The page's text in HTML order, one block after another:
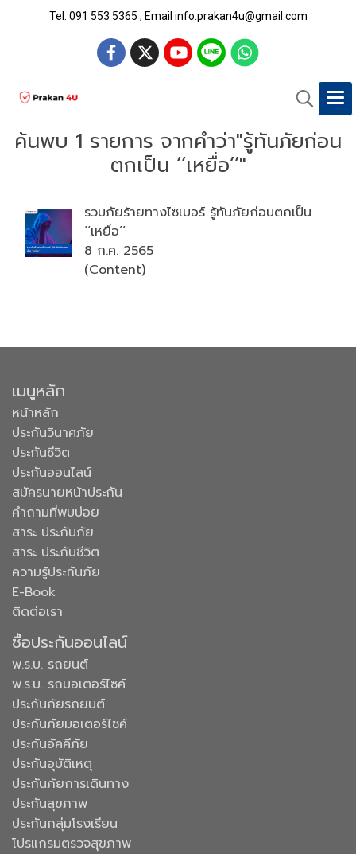
Tel. 091 553 5365 , Email info.prakan4u@gmail.com
ค้นพบ 1 รายการ จากคำว่า"รู้ทันภัยก่อน
ตกเป็น ‘‘เหยื่อ’’"
รวมภัยร้ายทางไซเบอร์ รู้ทันภัยก่อนตกเป็น
‘‘เหยื่อ’’
8 ก.ค. 2565
(Content)
เมนูหลัก
หน้าหลัก
ประกันวินาศภัย
ประกันชีวิต
ประกันออนไลน์
สมัครนายหน้าประกัน
คำถามที่พบบ่อย
สาระ ประกันภัย
สาระ ประกันชีวิต
ความรู้ประกันภัย
E-Book
ติดต่อเรา
ซื้อประกันออนไลน์
พ.ร.บ. รถยนต์
พ.ร.บ. รถมอเตอร์ไซค์
ประกันภัยรถยนต์
ประกันภัยมอเตอร์ไซค์
ประกันอัคคีภัย
ประกันอุบัติเหตุ
ประกันภัยการเดินทาง
ประกันสุขภาพ
ประกันกลุ่มโรงเรียน
โปรแกรมตรวจสุขภาพ